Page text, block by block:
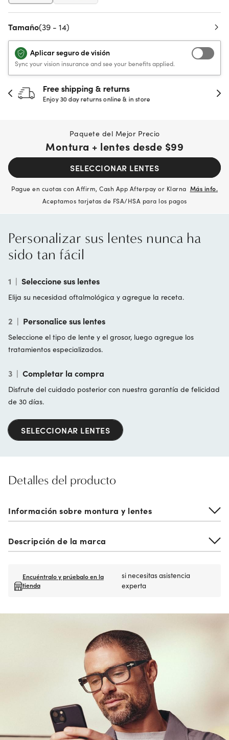
Tamaño(39 - 14)
Aplicar seguro de visión
Sync your vision insurance and see your benefits applied.
30-day happiness guarantee
Full refund or replacement within 30 days
Paquete del Mejor Precio
Montura + lentes desde $99
SELECCIONAR LENTES
Pague en cuotas con Affirm, Cash App Afterpay or Klarna Más info.
Aceptamos tarjetas de FSA/HSA para los pagos
Personalizar sus lentes nunca ha
sido tan fácil
1 | Seleccione sus lentes
Elija su necesidad oftalmológica y agregue la receta.
2 | Personalice sus lentes
Seleccione el tipo de lente y el grosor, luego agregue los
tratamientos especializados.
3 | Completar la compra
Disfrute del cuidado posterior con nuestra garantía de felicidad
de 30 días.
SELECCIONAR LENTES
Detalles del producto
Información sobre montura y lentes
Descripción de la marca
Encuéntralo y prúebalo en la
tienda
si necesitas asistencia
experta